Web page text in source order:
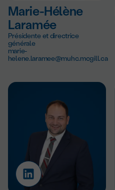
Marie-Hélène
Laramée
Présidente et directrice
générale
marie-
helene.laramee@muhc.mcgill.ca